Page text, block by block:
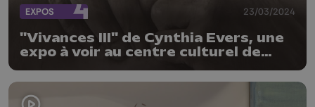
EXPOS 23/03/2024
"Vivances III" de Cynthia Evers, une
expo à voir au centre culturel de